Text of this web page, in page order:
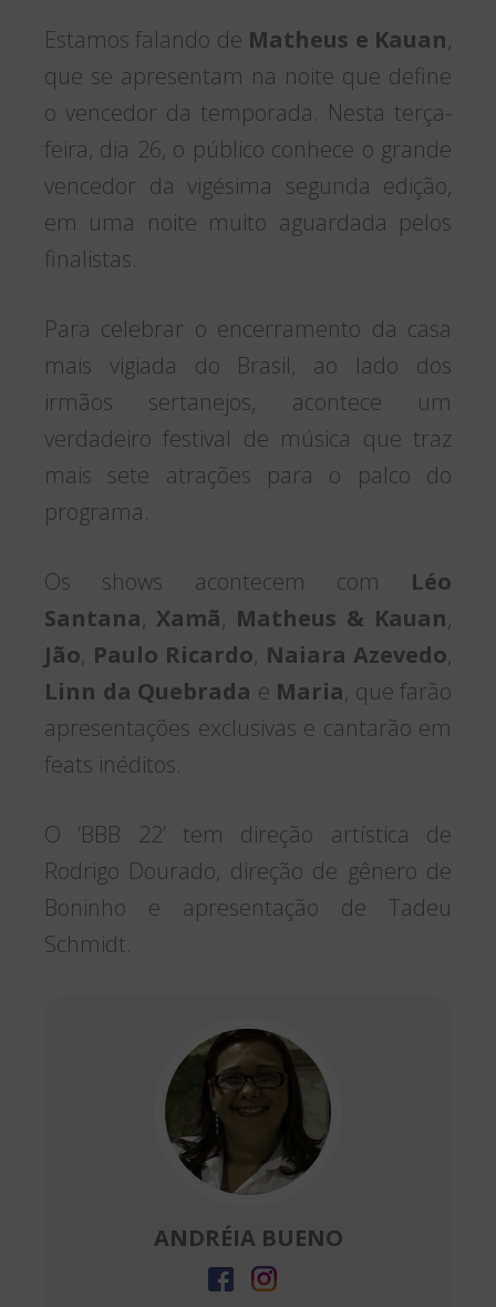
Estamos falando de Matheus e Kauan,
que se apresentam na noite que define
o vencedor da temporada. Nesta terça-
feira, dia 26, o público conhece o grande
vencedor da vigésima segunda edição,
em uma noite muito aguardada pelos
finalistas.
Para celebrar o encerramento da casa
mais vigiada do Brasil, ao lado dos
irmãos sertanejos, acontece um
verdadeiro festival de música que traz
mais sete atrações para o palco do
programa.
Os shows acontecem com Léo
Santana, Xamã, Matheus & Kauan,
Jão, Paulo Ricardo, Naiara Azevedo,
Linn da Quebrada e Maria, que farão
apresentações exclusivas e cantarão em
feats inéditos.
O ‘BBB 22’ tem direção artística de
Rodrigo Dourado, direção de gênero de
Boninho e apresentação de Tadeu
Schmidt.
ANDRÉIA BUENO